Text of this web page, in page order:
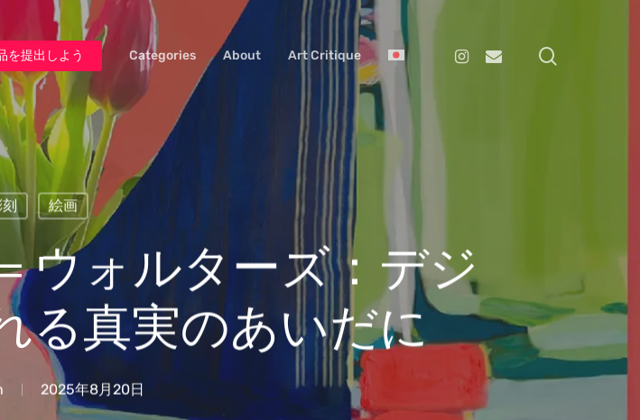
を提出しよう Categories About Art Critique Instagram
Email
絵画
ウォルターズ：デジ
る真実のあいだに
2025年8月20日